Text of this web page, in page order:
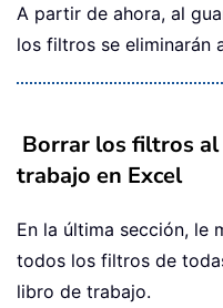
A partir de ahora, al
los filtros se eliminarán
Borrar los filtros
trabajo en Excel
En la última sección, le
todos los filtros de
libro de trabajo.